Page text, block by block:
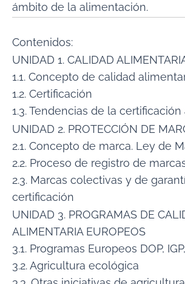
ámbito de la alimentación.
Contenidos:
UNIDAD 1. CALIDAD
1.1. Concepto de calidad
1.2. Certificación
1.3. Tendencias de la
UNIDAD 2. PROTECCIÓN DE
2.1. Concepto de marca. Ley de
2.2. Proceso de registro de
2.3. Marcas colectivas y de
certificación
UNIDAD 3. PROGRAMAS DE
ALIMENTARIA EUROPEOS
3.1. Programas Europeos DOP,
3.2. Agricultura ecológica